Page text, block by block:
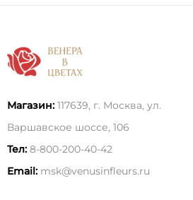
Магазин: 117639, г. Москва, ул.
Варшавское шоссе, 106
Тел: 8-800-200-40-42
Email: msk@venusinfleurs.ru